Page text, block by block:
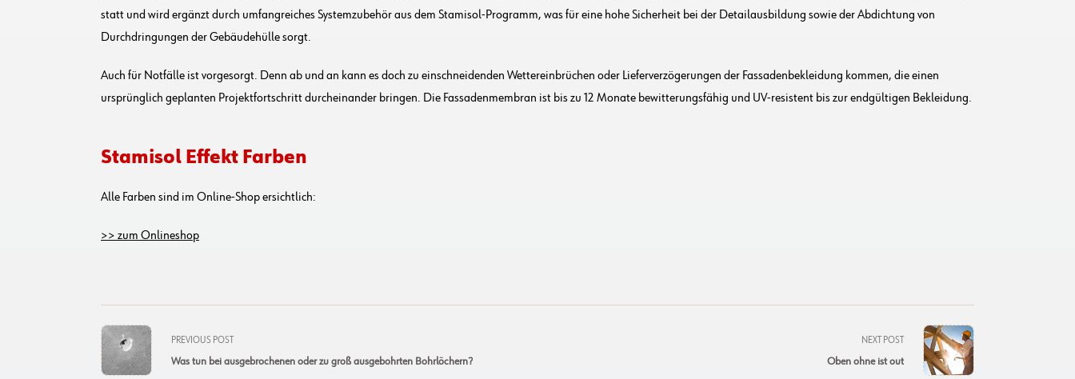
statt und wird ergänzt durch umfangreiches Systemzubehör aus dem Stamisol-Programm, was für eine hohe Sicherheit bei der Detailausbildung sowie der Abdichtung von
Durchdringungen der Gebäudehülle sorgt.
Auch für Notfälle ist vorgesorgt. Denn ab und an kann es doch zu einschneidenden Wettereinbrüchen oder Lieferverzögerungen der Fassadenbekleidung kommen, die einen
ursprünglich geplanten Projektfortschritt durcheinander bringen. Die Fassadenmembran ist bis zu 12 Monate bewitterungsfähig und UV-resistent bis zur endgültigen Bekleidung.
Stamisol Effekt Farben
Alle Farben sind im Online-Shop ersichtlich:
>> zum Onlineshop
<span
class="nav-
subtitle
PREVIOUS POST
Was tun bei ausgebrochenen oder zu groß ausgebohrten Bohrlöchern?
NEXT POST
Oben ohne ist out